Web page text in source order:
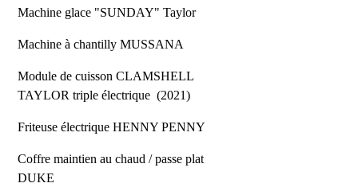
Machine glace "SUNDAY" Taylor
Machine à chantilly MUSSANA
Module de cuisson CLAMSHELL
TAYLOR triple électrique (2021)
Friteuse électrique HENNY PENNY
Coffre maintien au chaud / passe plat
DUKE